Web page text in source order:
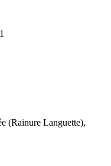
(Rainure Languette),